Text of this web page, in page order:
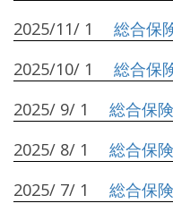
2025/11/ 1
総合保
2025/10/ 1
総合保
2025/ 9/ 1
総合保
2025/ 8/ 1
総合保
2025/ 7/ 1
総合保